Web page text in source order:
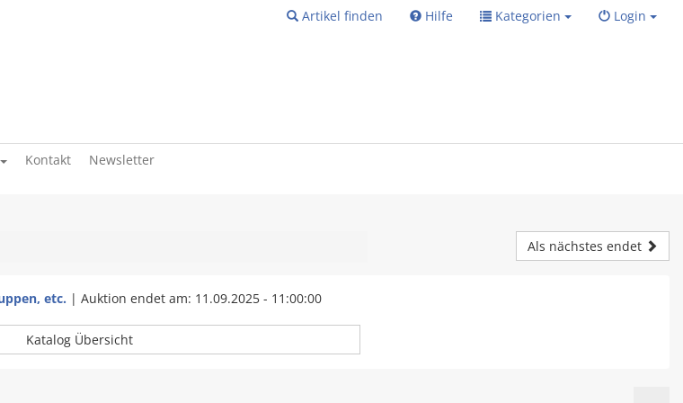
Artikel finden Hilfe Kategorien Login
Kontakt Newsletter
Als nächstes endet
etc. | Auktion endet am: 11.09.2025 - 11:00:00
Katalog Übersicht